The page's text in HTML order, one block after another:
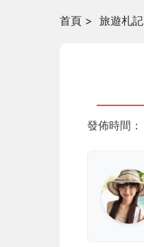
首頁 > 旅遊札記
發佈時間：